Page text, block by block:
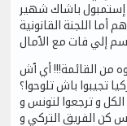
إستمبول باشاك شهير
اللجنة القانونية
إلي فات مع الٱمال
من القائمة!!! أي ٱش
تجيبوا باش تلوحوا؟
و ترجعوا لتونس و
كن الفريق التركي و